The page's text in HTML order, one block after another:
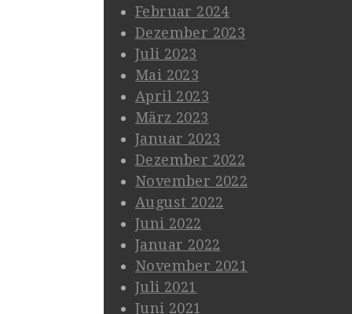
Februar 2024
Dezember 2023
Juli 2023
Mai 2023
April 2023
März 2023
Januar 2023
Dezember 2022
November 2022
August 2022
Juni 2022
Januar 2022
November 2021
Juli 2021
Juni 2021